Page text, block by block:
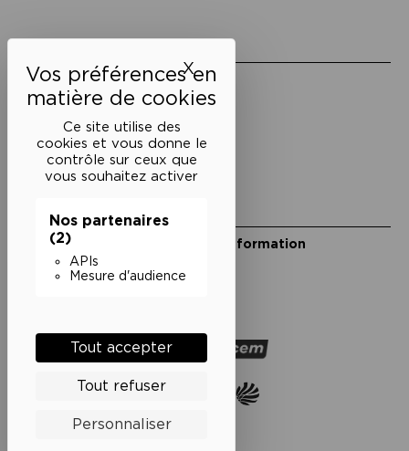
Ce site utilise des
cookies et vous donne le
contrôle sur ceux que
vous souhaitez activer
Nos partenaires
(2)
APIs
Mesure d'audience
Tout accepter
Tout refuser
Personnaliser
XMasquer le bandeau des
Mentions légales
Politique de confidentialité
Conditions générales de vente
Cookies
Restons en lien
Inscrivez-vous à notre lettre d’information
Suivez-nous sur les réseaux